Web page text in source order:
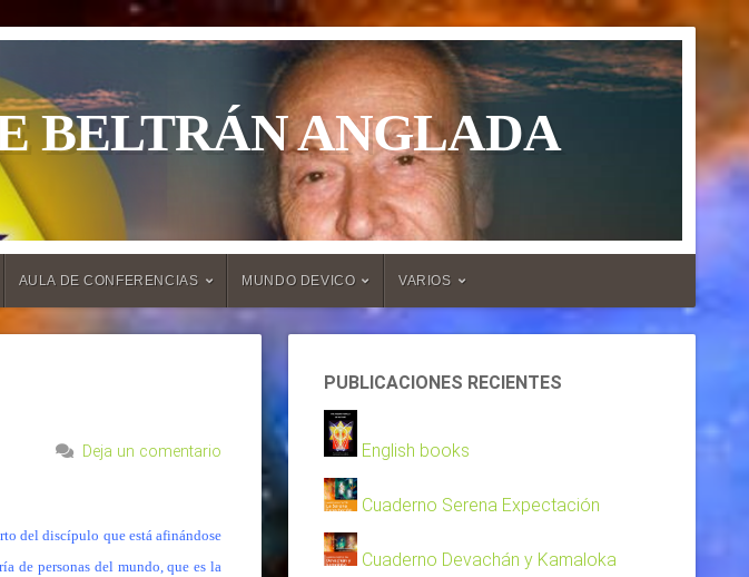
BELTRÁN ANGLADA
AULA DE CONFERENCIAS MUNDO DEVICO VARIOS
Deja un comentario
del discípulo que está afinándose
de personas del mundo, que es la
PUBLICACIONES RECIENTES
English books
Cuaderno Serena Expectación
Cuaderno Devachán y Kamaloka